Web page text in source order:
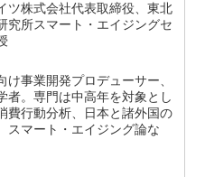
ツ株式会社代表取締役、東北
究所スマート・エイジングセ
け事業開発プロデューサー、
者。専門は中高年を対象とし
費行動分析、日本と諸外国の
スマート・エイジング論な